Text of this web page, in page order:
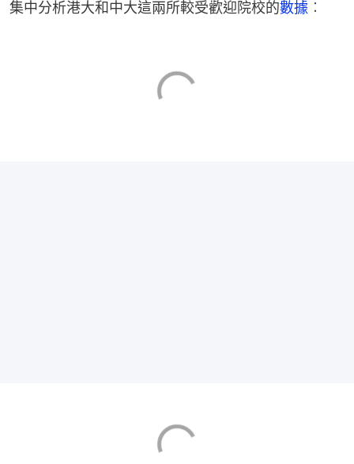
集中分析港大和中大這兩所較受歡迎院校的數據 ︰